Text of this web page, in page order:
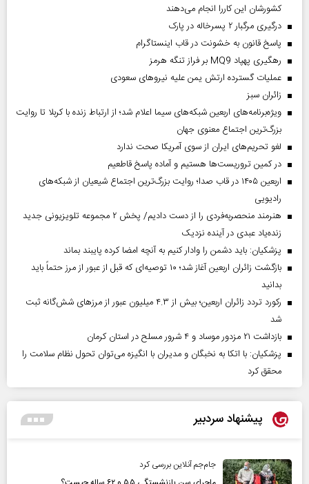
کشورشان این کاررا انجام می‌دهند
درگیری مرگبار ۲ پسرخاله در پارک
پاسخ قانون به خشونت در قاب اینستاگرام
رهگیری پهپاد MQ9 بر فراز تنگه هرمز
عملیات گسترده ارتش یمن علیه نیروهای سعودی
‌زائران سبز
ویژه‌برنامه‌های اربعین شبکه‌های سیما اعلام شد؛ از ارتباط زنده با کربلا تا روایت
بزرگ‌ترین اجتماع معنوی جهان
لغو تحریم‌های ایران از سوی آمریکا صحت ندارد
در کمین تروریست‌ها هستیم و آماده پاسخ قاطعیم
اربعین ۱۴۰۵ در قاب صدا؛ روایت بزرگ‌ترین اجتماع شیعیان از شبکه‌های
رادیویی
هنرمند منحصر‌به‌فردی را از دست دادیم/ پخش ۲ مجموعه تلویزیونی جدید
زنده‌یاد عبدی در آینده نزدیک
پزشکیان: باید دشمن را وادار کنیم به آنچه امضا کرده پایبند بماند
بازگشت زائران اربعین آغاز شد؛ ۱۰ توصیه‌ای که قبل از عبور از مرز حتماً باید
بدانید
رکورد تردد زائران اربعین؛ بیش از ۴.۳ میلیون عبور از مرزهای شش‌گانه ثبت
شد
بازداشت ۲۱ مزدور موساد و ۴ شرور مسلح در استان کرمان
پزشکیان: با اتکا به نخبگان و مدیران با انگیزه می‌توان تحول نظام سلامت را
محقق کرد
پیشنهاد سردبیر
جام‌جم آنلاین بررسی کرد